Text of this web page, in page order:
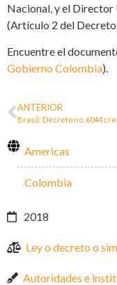
Nacional, y el
(Artículo 2 del
Encuentre el
Gobierno Colombia).
ANTERIOR
Americas
Colombia
2018
Ley o decreto o
Autoridades e